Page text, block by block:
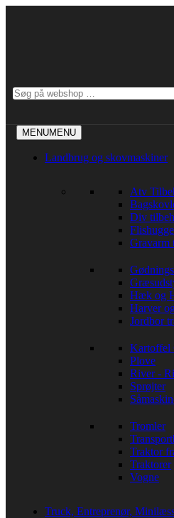
Søg
MENUMENU
Landbrug og skovmaskiner
Atv
Div
Gravarm
Hæk og
Harver
Jordbor
Kartoffel
Plove
River -
Sprøjter
Tromler
Traktor
Traktorer
Vogne
Truck, Entreprenør,